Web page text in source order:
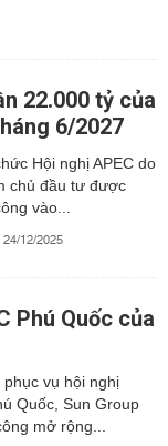
22.000 tỷ của
6/2027
Hội nghị APEC do
chủ đầu tư được
vào...
12/2025
Phú Quốc của
vụ hội nghị
Quốc, Sun Group
mở rộng...